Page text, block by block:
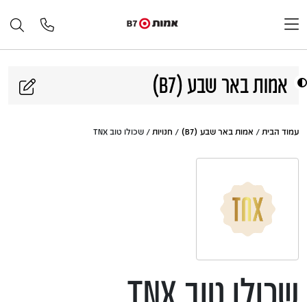
אמות באר שבע (B7)
עמוד הבית / אמות באר שבע (B7) / חנויות / שכולו טוב TNX
שכולו טוב TNX